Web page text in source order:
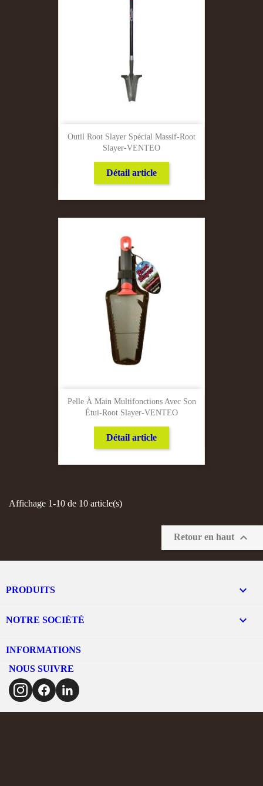
Outil Root Slayer Spécial Massif-Root
Slayer-VENTEO
Détail article
Pelle À Main Multifonctions Avec Son
Étui-Root Slayer-VENTEO
Détail article
Affichage 1-10 de 10 article(s)
Retour en haut 
PRODUITS 
NOTRE SOCIÉTÉ 
INFORMATIONS
NOUS SUIVRE